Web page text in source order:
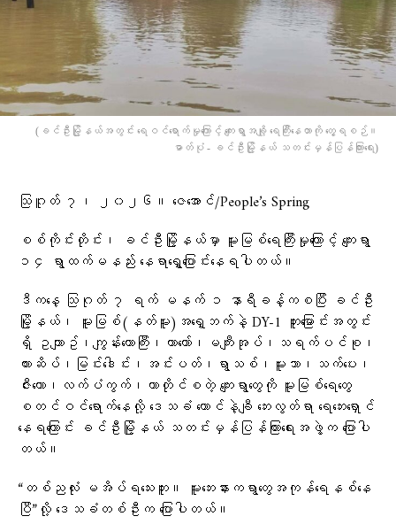
(ခင်ဦးမြို့နယ်အတွင်း ရေဝင်ရောက်မှုကြောင့် ကျေးရွာအချို့ ရေကြီးနေတာကို တွေ့ရစဉ်။
ဓာတ်ပုံ - ခင်ဦးမြို့နယ် သတင်းမှန်ပြန်ကြားရေး)
သြဂူတ် ၇၊ ၂၀၂၆။ ဇေအောင်/People’s Spring
စစ်ကိုင်းတိုင်း၊ ခင်ဦးမြို့နယ်မှာ မူးမြစ်ရေကြီးမှုကြောင့် ကျေးရွာ
၁၄ ရွာထက်မနည်း နေရာရွှေ့ပြောင်းနေရပါတယ်။
ဒီကနေ့ သြဂုတ် ၇ ရက် မနက် ၁ နာရီခန့်ကစပြီး ခင်ဦး
မြို့နယ်၊ မူးမြစ်(နတ်မူး)အရှေ့ဘက်နဲ့ DY-1 တူးမြောင်းအတွင်း
ရှိ ဥယျာဥ်၊ကျွန်းတောကြီး၊ယာတော်၊မကျီးအုပ်၊သရက်ပင်စု၊
ကားဆိပ်၊မြင်းဒေါင်း၊အင်းပတ်၊ရွာသစ်၊မူးသာ၊သက်ပေး၊
ဇီးတော၊လက်ပံကွက်၊တာတိုင်စတဲ့ ကျေးရွာတွေကို မူးမြစ်ရေတွေ
စတင်ဝင်ရောက်နေလို့ ဒေသခံ ထောင်နဲ့ချီ ဘေးလွတ်ရာ ရေဘေးရှောင်
နေရကြောင်း ခင်ဦးမြို့နယ် သတင်းမှန်ပြန်ကြားရေးအဖွဲ့က ပြောပါ
တယ်။
“တစ်ညလုံး မအိပ်ရသေးဘူး။ မူးဘေးနားကရွာတွေအကုန်ရေနစ်နေ
ပြီ”လို့ ဒေသခံတစ်ဦးက ပြောပါတယ်။